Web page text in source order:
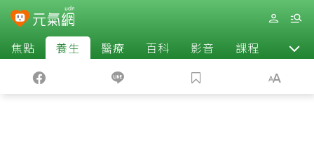
焦點 養生 醫療 百科 影音 課程 退休